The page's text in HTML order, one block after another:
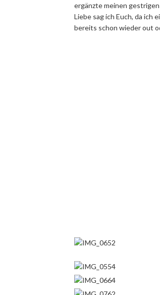
ergänzte meinen
Liebe sag ich Euch, da ich
bereits schon wieder out